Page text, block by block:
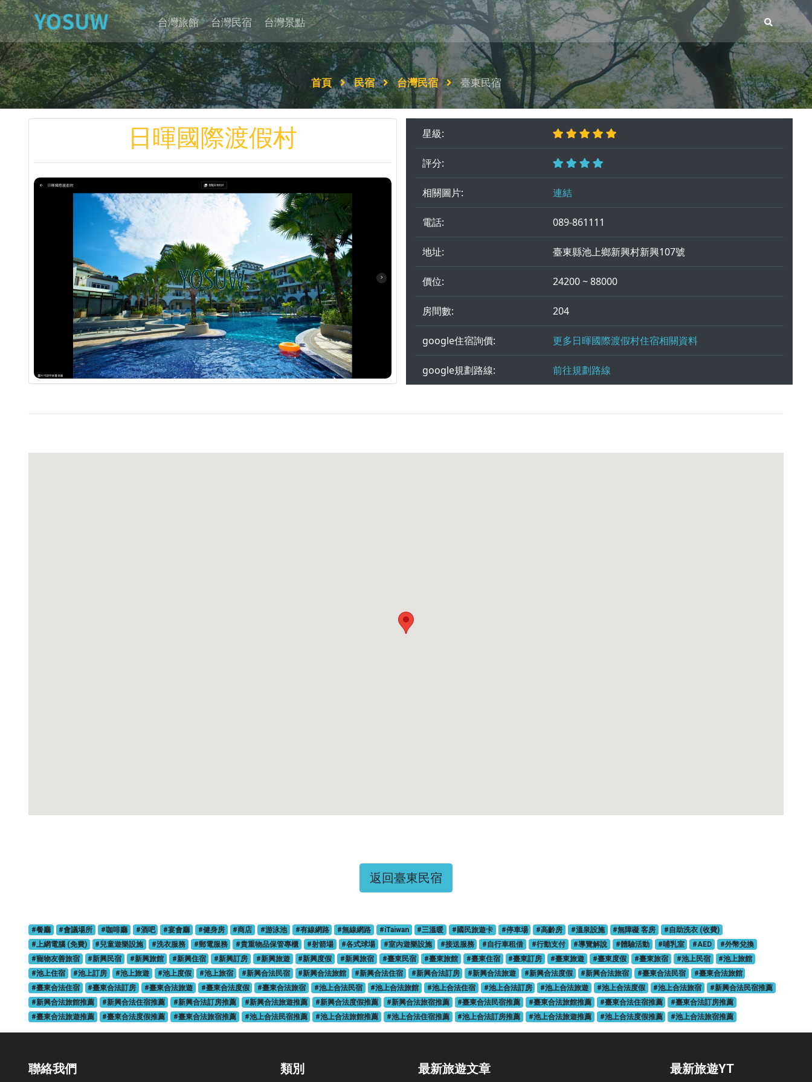
台灣旅館 台灣民宿 台灣景點
首頁 民宿 台灣民宿 臺東民宿
日暉國際渡假村 星級:
評分:
相關圖片: 連結
電話: 089-861111
地址: 臺東縣池上鄉新興村新興107號
價位: 24200 ~ 88000
房間數: 204
google住宿詢價: 更多日暉國際渡假村住宿相關資料
google規劃路線: 前往規劃路線
返回臺東民宿
#餐廳 #會議場所 #咖啡廳 #酒吧 #宴會廳 #健身房 #商店 #游泳池 #有線網路 #無線網路 #iTaiwan #三溫暖 #國民旅遊卡 #停車場 #高齡房 #溫泉設施 #無障礙 客房
#自助洗衣 (收費)
#上網電腦 (免費)
#兒童遊樂設施 #洗衣服務 #郵電服務 #貴重物品保管專櫃 #射箭場 #各式球場 #室內遊樂設施 #接送服務 #自行車租借 #行動支付 #導覽解說 #體驗活動 #哺乳室 #AED
#外幣兌換
#寵物友善旅宿
#新興民宿 #新興旅館 #新興住宿 #新興訂房 #新興旅遊 #新興度假 #新興旅宿 #臺東民宿 #臺東旅館 #臺東住宿 #臺東訂房 #臺東旅遊 #臺東度假 #臺東旅宿 #池上民宿
#池上旅館
#池上住宿
#池上訂房 #池上旅遊 #池上度假 #池上旅宿 #新興合法民宿 #新興合法旅館 #新興合法住宿 #新興合法訂房 #新興合法旅遊 #新興合法度假 #新興合法旅宿 #臺東合法民宿
#臺東合法旅館
#臺東合法住宿
#臺東合法訂房 #臺東合法旅遊 #臺東合法度假 #臺東合法旅宿 #池上合法民宿 #池上合法旅館 #池上合法住宿 #池上合法訂房 #池上合法旅遊 #池上合法度假 #池上合法旅宿
#新興合法民宿推薦
#新興合法旅館推薦
#新興合法住宿推薦 #新興合法訂房推薦 #新興合法旅遊推薦 #新興合法度假推薦 #新興合法旅宿推薦 #臺東合法民宿推薦 #臺東合法旅館推薦 #臺東合法住宿推薦
#臺東合法訂房推薦
#臺東合法旅遊推薦
#臺東合法度假推薦 #臺東合法旅宿推薦 #池上合法民宿推薦 #池上合法旅館推薦 #池上合法住宿推薦 #池上合法訂房推薦 #池上合法旅遊推薦 #池上合法度假推薦 #池上合法旅宿推薦
聯絡我們 類別 最新旅遊文章 最新旅遊YT